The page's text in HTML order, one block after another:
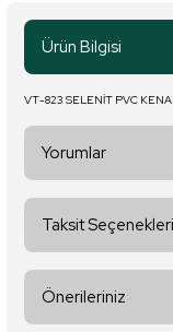
Ürün Bilgisi
VT-823 SELENİT PVC
Yorumlar
Taksit Seçenekleri
Önerileriniz